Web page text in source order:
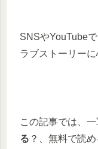
SNSやYouTube
ラブストーリー
この記事では、
る ？、無料で読